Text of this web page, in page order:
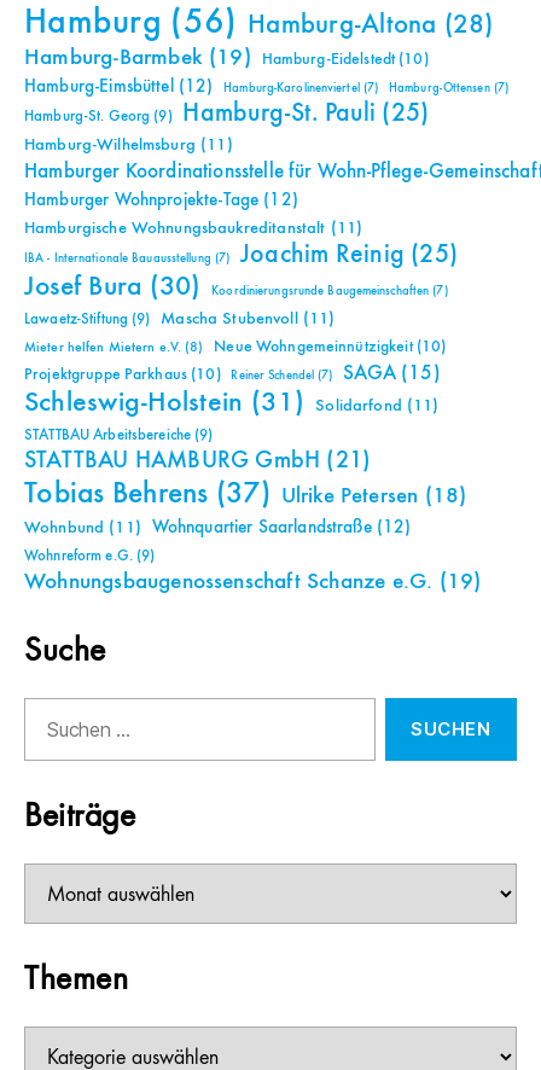
Hamburg (56) Hamburg-Altona (28)
Hamburg-Barmbek(19) Hamburg-Eidelstedt(10)
Hamburg-Eimsbüttel (12) Hamburg-Karolinenviertel (7) Hamburg-Ottensen(7)
Hamburg-St. Georg (9) Hamburg-St. Pauli (25)
Hamburg-Wilhelmsburg (11)
Hamburger Koordinationsstelle für Wohn-Pflege-
Hamburger Wohnprojekte-Tage (12)
Hamburgische Wohnungsbaukreditanstalt (11)
IBA - Internationale Bauausstellung (7) Joachim Reinig (25)
Josef Bura (30) Koordinierungsrunde Baugemeinschaften (7)
Lawaetz-Stiftung (9) Mascha Stubenvoll (11)
Mieter helfen Mietern e.V. (8) Neue Wohngemeinnützigkeit(10)
Projektgruppe Parkhaus (10) Reiner Schendel (7) SAGA(15)
Schleswig-Holstein (31) Solidarfond (11)
STATTBAU Arbeitsbereiche (9)
STATTBAU HAMBURG GmbH (21)
Tobias Behrens (37) Ulrike Petersen (18)
Wohnbund (11) Wohnquartier Saarlandstraße(12)
Wohnreform e.G.(9)
Wohnungsbaugenossenschaft Schanze e.G. (19)
Suche
nach:
Beiträge
Themen